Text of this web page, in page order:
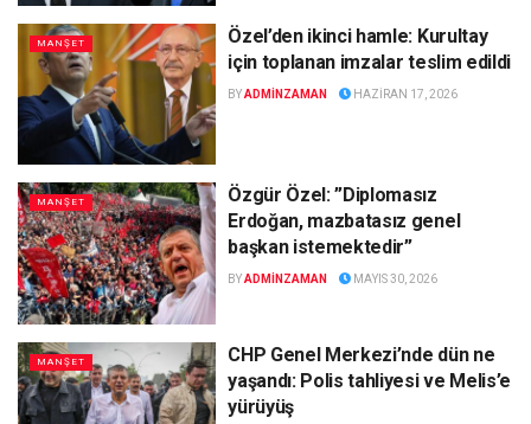
MANŞET
Özel’den ikinci hamle: Kurultay
için toplanan imzalar teslim edildi
BYADMINZAMAN HAZIRAN 17, 2026
MANŞET
Özgür Özel: ”Diplomasız
Erdoğan, mazbatasız genel
başkan istemektedir”
BYADMINZAMAN MAYIS 30, 2026
MANŞET
CHP Genel Merkezi’nde dün ne
yaşandı: Polis tahliyesi ve Melis’e
yürüyüş